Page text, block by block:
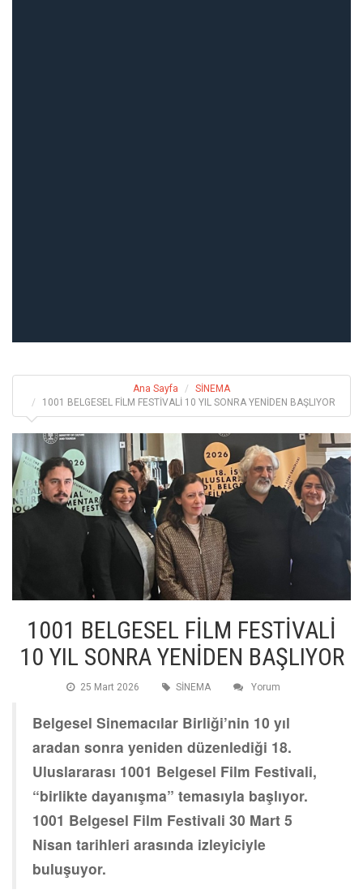
Ana Sayfa
SİNEMA
1001 BELGESEL FİLM FESTİVALİ 10 YIL SONRA YENİDEN BAŞLIYOR
1001 BELGESEL FİLM FESTİVALİ
10 YIL SONRA YENİDEN BAŞLIYOR
25 Mart 2026 SİNEMA Yorum
Belgesel Sinemacılar Birliği’nin 10 yıl
aradan sonra yeniden düzenlediği 18.
Uluslararası 1001 Belgesel Film Festivali,
“birlikte dayanışma” temasıyla başlıyor.
1001 Belgesel Film Festivali 30 Mart 5
Nisan tarihleri arasında izleyiciyle
buluşuyor.